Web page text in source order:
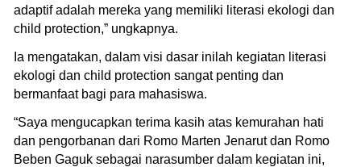
adaptif adalah mereka yang memiliki literasi ekologi dan
child protection,” ungkapnya.
Ia mengatakan, dalam visi dasar inilah kegiatan literasi
ekologi dan child protection sangat penting dan
bermanfaat bagi para mahasiswa.
“Saya mengucapkan terima kasih atas kemurahan hati
dan pengorbanan dari Romo Marten Jenarut dan Romo
Beben Gaguk sebagai narasumber dalam kegiatan ini,